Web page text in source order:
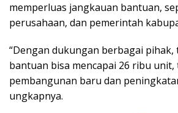
memperluas jangkauan bantuan,
perusahaan, dan pemerintah
“Dengan dukungan berbagai pihak,
bantuan bisa mencapai 26 ribu
pembangunan baru dan
ungkapnya.